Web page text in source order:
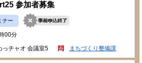
参加者募集
ナー
00分
っチャオ 会議室5
まちづくり整備課